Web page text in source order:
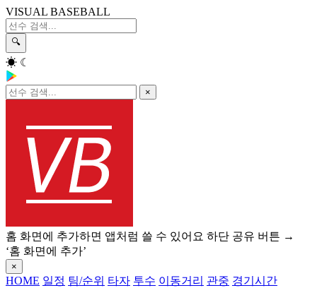
VISUAL BASEBALL
🔍
☀ ☾
×
홈 화면에 추가하면 앱처럼 쓸 수 있어요 하단 공유 버튼 →
‘홈 화면에 추가’
×
HOME 일정 팀/순위 타자 투수 이동거리 관중 경기시간